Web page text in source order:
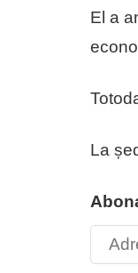
El a
La